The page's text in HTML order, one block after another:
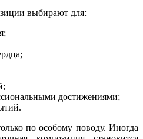
выбирают для:
достижениями;
по особому поводу. Иногда